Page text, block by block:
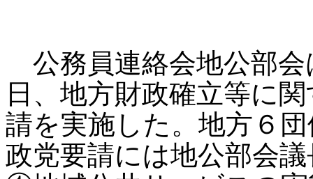
公務員連絡会地公部会
日、地方財政確立等に
請を実施した。地方６
政党要請には地公部会